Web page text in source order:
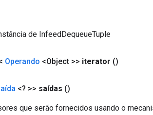
de InfeedDequeueTuple
Operando <Object >> iterator ()
<? >> saídas ()
que serão fornecidos usando o